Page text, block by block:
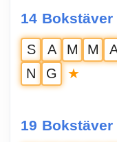
14 Bokstäver
S A M M
N
G ★
19 Bokstäver